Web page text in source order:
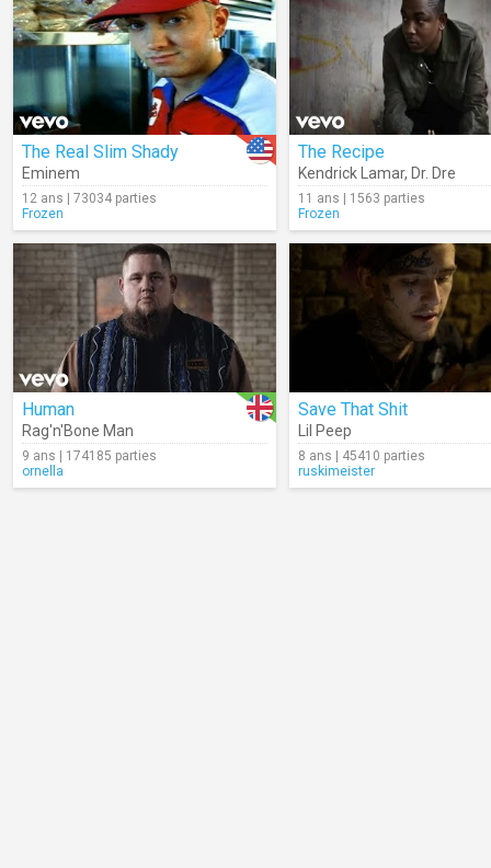
The Real Slim Shady
Eminem
12 ans | 73034 parties
Frozen
The Recipe
Kendrick Lamar, Dr. Dre
11 ans | 1563 parties
Frozen
Human
Rag'n'Bone Man
9 ans | 174185 parties
ornella
Save That Shit
Lil Peep
8 ans | 45410 parties
ruskimeister